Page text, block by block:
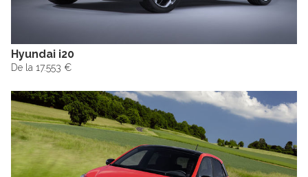
Hyundai i20
De la 17.553 €